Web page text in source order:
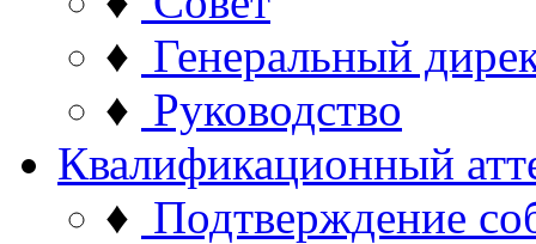
♦ Генеральный
♦ Руководство
Квалификационный
♦ Подтверждение